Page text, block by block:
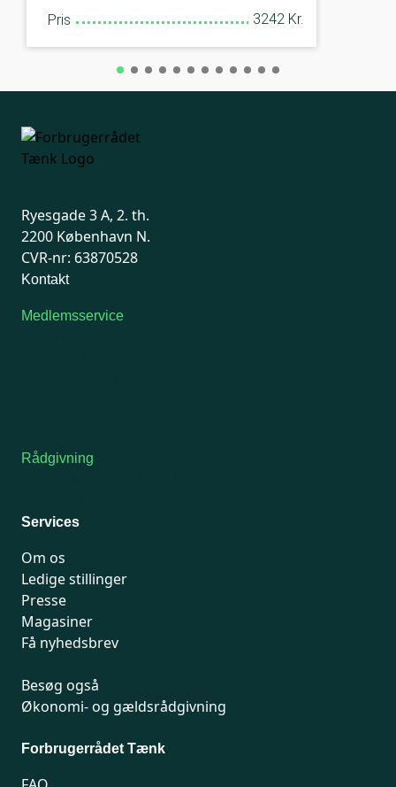
Pris 3242 Kr.
Ryesgade 3 A, 2. th.
2200 København N.
CVR-nr: 63870528
Kontakt
Medlemsservice
Rådgivning
Services
Om os
Ledige stillinger
Presse
Magasiner
Få nyhedsbrev
Besøg også
Økonomi- og gældsrådgivning
Forbrugerrådet Tænk